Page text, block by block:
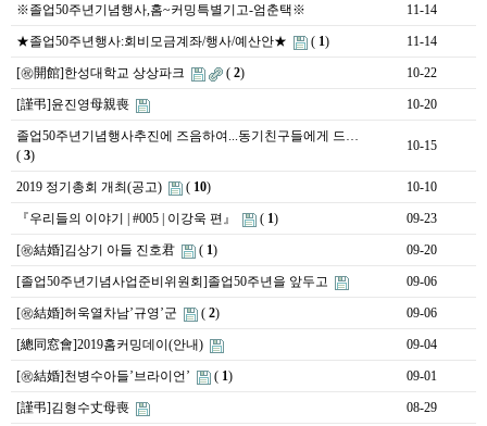
※졸업50주년기념행사,홈~커밍특별기고-엄춘택※ 11-14
★졸업50주년행사:회비모금계좌/행사/예산안★ ( 1) 11-14
[㊗️開館]한성대학교 상상파크 ( 2) 10-22
[謹弔]윤진영母親喪 10-20
졸업50주년기념행사추진에 즈음하여...동기친구들에게 드…
( 3)
10-15
2019 정기총회 개최(공고) ( 10) 10-10
『우리들의 이야기 | #005 | 이강욱 편』 ( 1) 09-23
[㊗️結婚]김상기 아들 진호君 ( 1) 09-20
[졸업50주년기념사업준비위원회]졸업50주년을 앞두고 09-06
[㊗️結婚]허욱열차남’규영’군 ( 2) 09-06
[總同窓會]2019홈커밍데이(안내) 09-04
[㊗️結婚]천병수아들’브라이언’ ( 1) 09-01
[謹弔]김형수丈母喪 08-29